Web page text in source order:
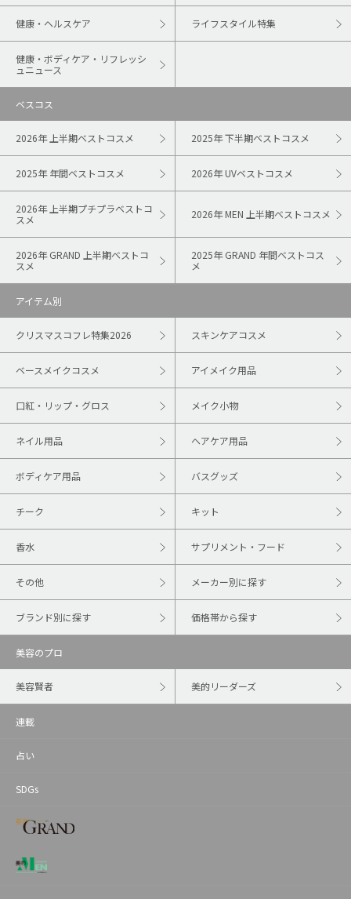
健康・ヘルスケア ライフスタイル特集
健康・ボディケア・リフレッシ
ュニュース
ベスコス
2026年 上半期ベストコスメ 2025年 下半期ベストコスメ
2025年 年間ベストコスメ 2026年 UVベストコスメ
2026年 上半期プチプラベストコ
スメ
2026年 MEN 上半期ベストコスメ
2026年 GRAND 上半期ベストコ
スメ
2025年 GRAND 年間ベストコス
メ
アイテム別
クリスマスコフレ特集2026 スキンケアコスメ
ベースメイクコスメ アイメイク用品
口紅・リップ・グロス メイク小物
ネイル用品 ヘアケア用品
ボディケア用品 バスグッズ
チーク キット
香水 サプリメント・フード
その他 メーカー別に探す
ブランド別に探す 価格帯から探す
美容のプロ
美容賢者 美的リーダーズ
連載
占い
SDGs